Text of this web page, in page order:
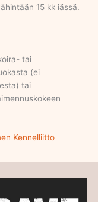
15 kk iässä.
tai
(ei
tai
Kennelliitto